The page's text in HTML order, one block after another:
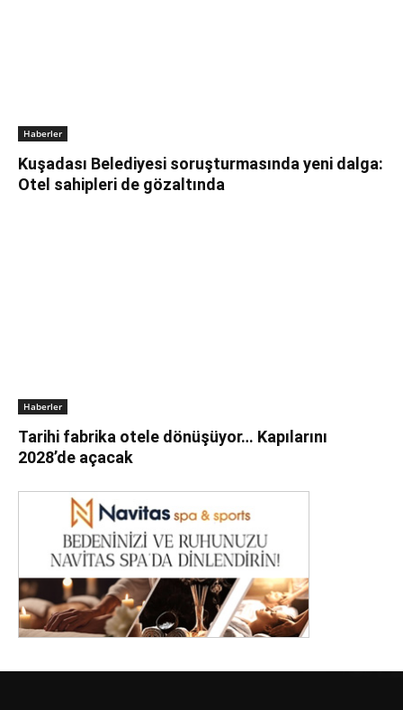
Haberler
Kuşadası Belediyesi soruşturmasında yeni dalga:
Otel sahipleri de gözaltında
Haberler
Tarihi fabrika otele dönüşüyor… Kapılarını
2028’de açacak